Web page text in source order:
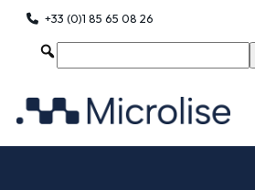
+33 (0)1 85 65 08 26